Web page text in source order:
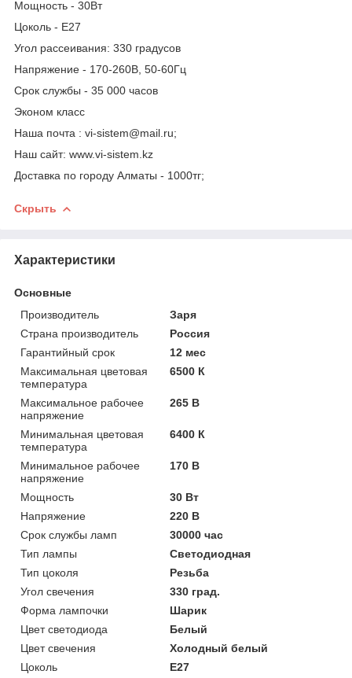
Мощность - 30Вт
Цоколь - Е27
Угол рассеивания: 330 градусов
Напряжение - 170-260В, 50-60Гц
Срок службы - 35 000 часов
Эконом класс
Наша почта : vi-sistem@mail.ru;
Наш сайт: www.vi-sistem.kz
Доставка по городу Алматы - 1000тг;
Скрыть
Характеристики
Основные
Производитель
Заря
Страна производитель
Россия
Гарантийный срок
12 мес
Максимальная цветовая
температура
6500 К
Максимальное рабочее
напряжение
265 В
Минимальная цветовая
температура
6400 К
Минимальное рабочее
напряжение
170 В
Мощность
30 Вт
Напряжение
220 В
Срок службы ламп
30000 час
Тип лампы
Светодиодная
Тип цоколя
Резьба
Угол свечения
330 град.
Форма лампочки
Шарик
Цвет светодиода
Белый
Цвет свечения
Холодный белый
Цоколь
E27